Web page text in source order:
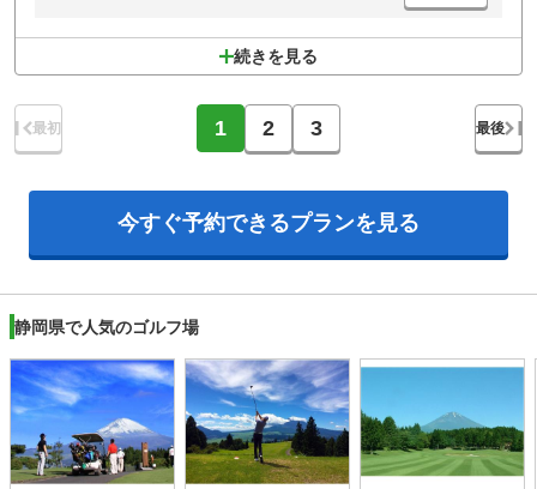
続きを見る
最初 1 2 3 最後
今すぐ予約できるプランを見る
静岡県で人気のゴルフ場